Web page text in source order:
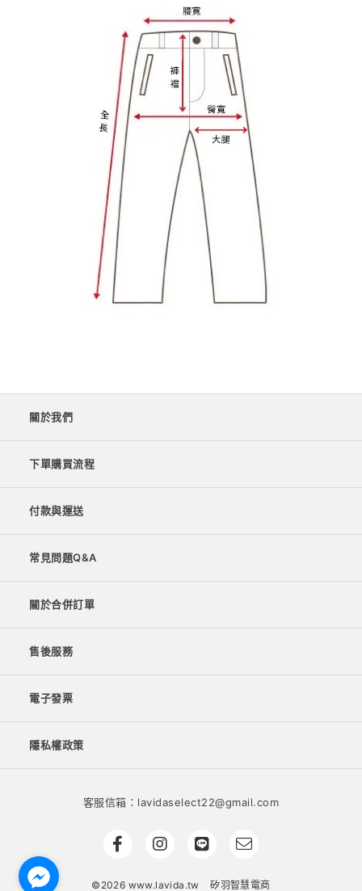
關於我們
下單購買流程
付款與運送
常見問題Q&A
關於合併訂單
售後服務
電子發票
隱私權政策
客服信箱：lavidaselect22@gmail.com
©2026 www.lavida.tw 矽羽智慧電商